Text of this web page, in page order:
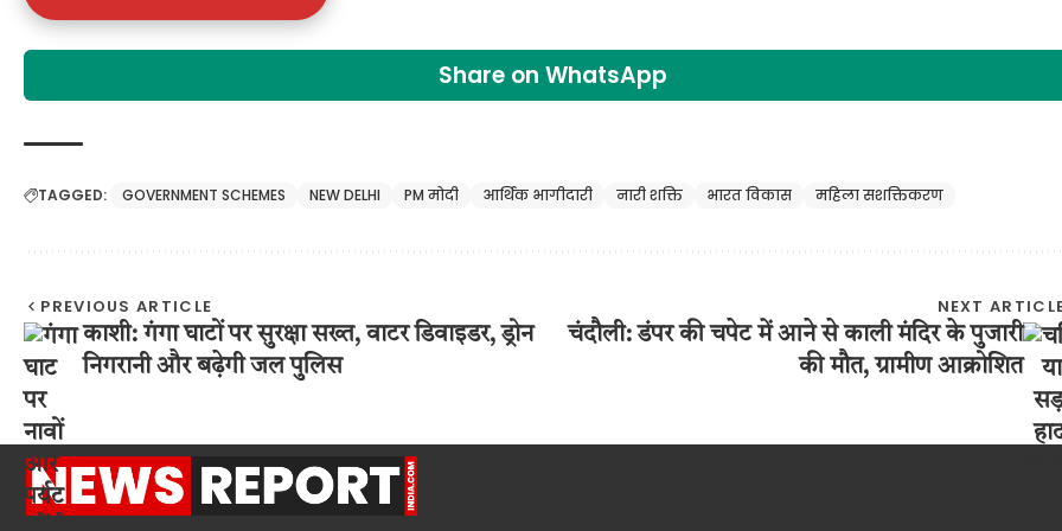
Share on WhatsApp
TAGGED: GOVERNMENT SCHEMES NEW DELHI PM मोदी आर्थिक भागीदारी नारी शक्ति भारत विकास महिला सशक्तिकरण
PREVIOUS ARTICLE
काशी: गंगा घाटों पर सुरक्षा सख्त, वाटर डिवाइडर, ड्रोन
निगरानी और बढ़ेगी जल पुलिस
NEXT
चंदौली: डंपर की चपेट में आने से काली मंदिर के पुजारी
की मौत, ग्रामीण आक्रोशित